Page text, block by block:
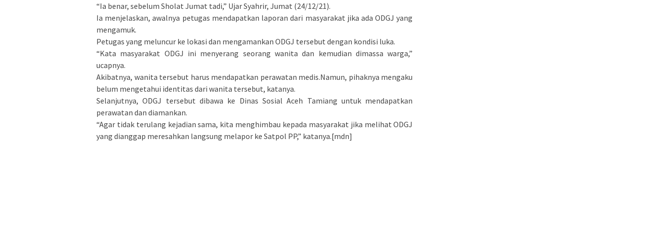
“Ia benar, sebelum Sholat Jumat tadi,” Ujar Syahrir, Jumat (24/12/21).
Ia menjelaskan, awalnya petugas mendapatkan laporan dari masyarakat jika ada ODGJ yang
mengamuk.
Petugas yang meluncur ke lokasi dan mengamankan ODGJ tersebut dengan kondisi luka.
“Kata masyarakat ODGJ ini menyerang seorang wanita dan kemudian dimassa warga,”
ucapnya.
Akibatnya, wanita tersebut harus mendapatkan perawatan medis.Namun, pihaknya mengaku
belum mengetahui identitas dari wanita tersebut, katanya.
Selanjutnya, ODGJ tersebut dibawa ke Dinas Sosial Aceh Tamiang untuk mendapatkan
perawatan dan diamankan.
“Agar tidak terulang kejadian sama, kita menghimbau kepada masyarakat jika melihat ODGJ
yang dianggap meresahkan langsung melapor ke Satpol PP,” katanya.[mdn]